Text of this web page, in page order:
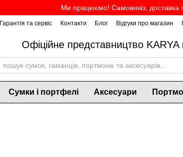
Ми працюємо! Самовивіз, доставка
Гарантія та сервіс Контакти Блог Відгуки про магазин
Офіційне представництво KARYA
Сумки і портфелі Аксесуари